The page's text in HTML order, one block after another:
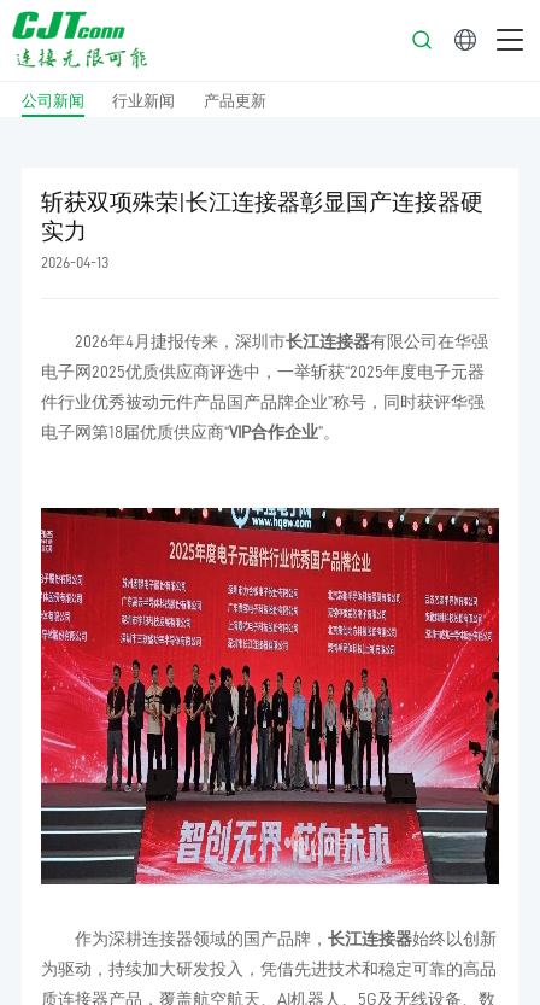
公司新闻 行业新闻 产品更新
斩获双项殊荣|长江连接器彰显国产连接器硬
实力
2026-04-13
2026年4月捷报传来，深圳市长江连接器有限公司在华强
电子网2025优质供应商评选中，一举斩获“2025年度电子元器
件行业优秀被动元件产品国产品牌企业”称号，同时获评华强
电子网第18届优质供应商“VIP合作企业”。
作为深耕连接器领域的国产品牌，长江连接器始终以创新
为驱动，持续加大研发投入，凭借先进技术和稳定可靠的高品
质连接器产品，覆盖航空航天、AI机器人、5G及无线设备、数